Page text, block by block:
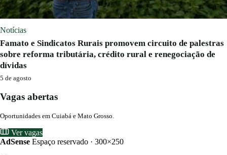
Notícias
Famato e Sindicatos Rurais promovem circuito de palestras
sobre reforma tributária, crédito rural e renegociação de
dívidas
5 de agosto
Vagas abertas
Oportunidades em Cuiabá e Mato Grosso.
Ver vagas
AdSense Espaço reservado · 300×250